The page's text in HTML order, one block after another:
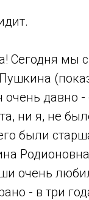
Сегодня мы
очень давно
ни я, не
были
очень
- в три